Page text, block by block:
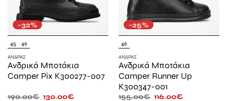
-32%
45 46
ΆΝΔΡΑΣ
Ανδρικά Μποτάκια
Camper Pix K300277-007
190.00€ 130.00€
-25%
46
ΆΝΔΡΑΣ
Ανδρικά Μποτάκια
Camper Runner Up
K300347-001
155.00€ 116.00€